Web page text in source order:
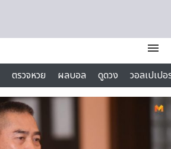
menu
ตรวจหวย ผลบอล ดูดวง
วอลเปเป